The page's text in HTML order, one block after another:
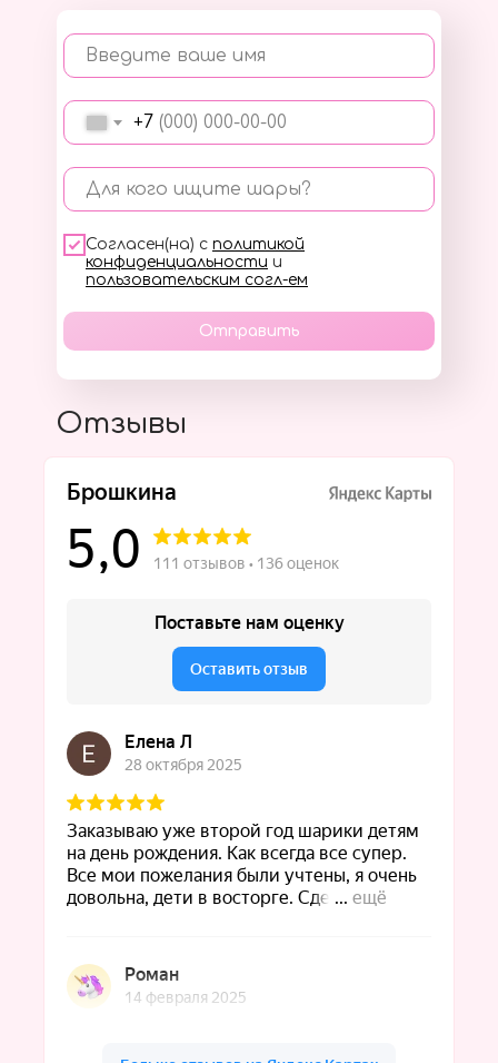
Введите ваше имя
+7
Для кого ищите шары?
Согласен(на) с политикой
конфиденциальности и
пользовательским согл-ем
Отправить
Отзывы